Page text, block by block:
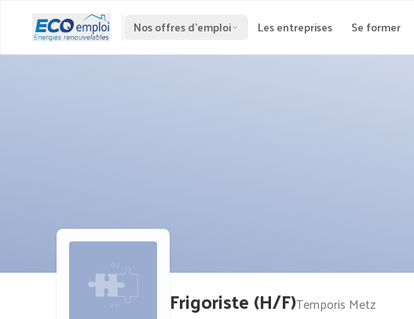
Nos offres d'emploi Les entreprises Se former
Frigoriste (H/F)Temporis Metz